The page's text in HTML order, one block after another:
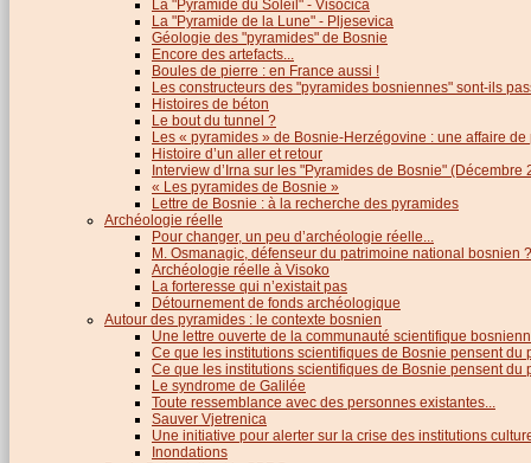
La "Pyramide du Soleil" - Visocica
La "Pyramide de la Lune" - Pljesevica
Géologie des "pyramides" de Bosnie
Encore des artefacts...
Boules de pierre : en France aussi !
Les constructeurs des "pyramides bosniennes" sont-ils
Histoires de béton
Le bout du tunnel ?
Les « pyramides » de Bosnie-Herzégovine : une affaire
Histoire d’un aller et retour
Interview d’Irna sur les "Pyramides de Bosnie" (Décembre
« Les pyramides de Bosnie »
Lettre de Bosnie : à la recherche des pyramides
Archéologie réelle
Pour changer, un peu d’archéologie réelle...
M. Osmanagic, défenseur du patrimoine national bosnien ?
Archéologie réelle à Visoko
La forteresse qui n’existait pas
Détournement de fonds archéologique
Autour des pyramides : le contexte bosnien
Une lettre ouverte de la communauté scientifique
Ce que les institutions scientifiques de Bosnie pensent du
Ce que les institutions scientifiques de Bosnie pensent du
Le syndrome de Galilée
Toute ressemblance avec des personnes existantes...
Sauver Vjetrenica
Une initiative pour alerter sur la crise des institutions
Inondations